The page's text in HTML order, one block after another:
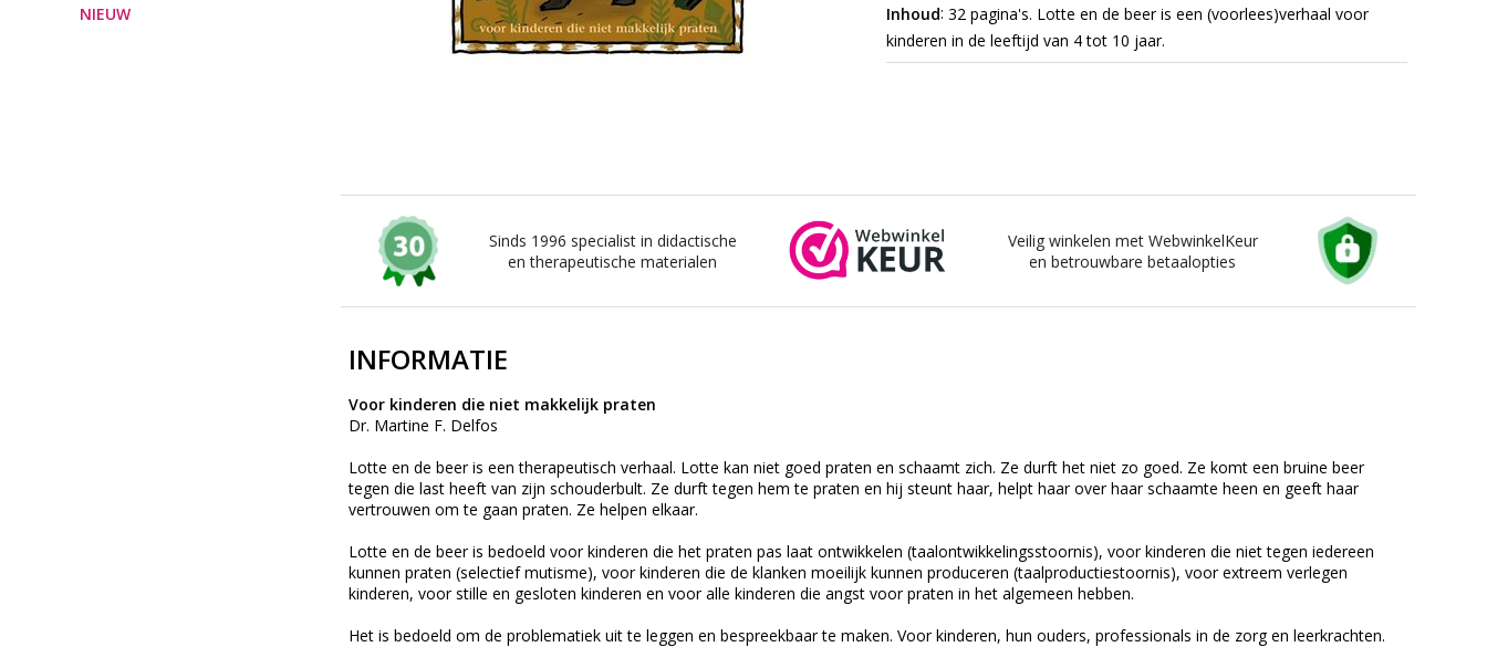
NIEUW
Inhoud: 32 pagina's. Lotte en de beer is een (voorlees)verhaal voor
kinderen in de leeftijd van 4 tot 10 jaar.
Sinds 1996 specialist in didactische
en therapeutische materialen
Veilig winkelen met WebwinkelKeur
en betrouwbare betaalopties
INFORMATIE
Voor kinderen die niet makkelijk praten
Dr. Martine F. Delfos
Lotte en de beer is een therapeutisch verhaal. Lotte kan niet goed praten en schaamt zich. Ze durft het niet zo goed. Ze komt een bruine beer
tegen die last heeft van zijn schouderbult. Ze durft tegen hem te praten en hij steunt haar, helpt haar over haar schaamte heen en geeft haar
vertrouwen om te gaan praten. Ze helpen elkaar.
Lotte en de beer is bedoeld voor kinderen die het praten pas laat ontwikkelen (taalontwikkelingsstoornis), voor kinderen die niet tegen iedereen
kunnen praten (selectief mutisme), voor kinderen die de klanken moeilijk kunnen produceren (taalproductiestoornis), voor extreem verlegen
kinderen, voor stille en gesloten kinderen en voor alle kinderen die angst voor praten in het algemeen hebben.
Het is bedoeld om de problematiek uit te leggen en bespreekbaar te maken. Voor kinderen, hun ouders, professionals in de zorg en leerkrachten.